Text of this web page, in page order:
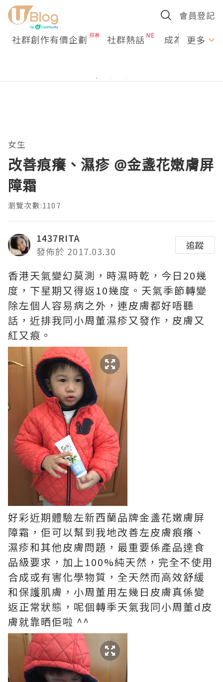
會員登記
社群創作有價企劃 社群熱話 成為U更多
女生
改善痕癢、濕疹 @金盞花嫩膚屏
障霜
瀏覽次數:1107
1437RITA
發佈於 2017.03.30
追蹤
香港天氣變幻莫測，時濕時乾，今日20幾
度，下星期又得返10幾度。天氣季節轉變
除左個人容易病之外，連皮膚都好唔聽
話，近排我同小周董濕疹又發作，皮膚又
紅又痕。
好彩近期體驗左新西蘭品牌金盞花嫩膚屏
障霜，佢可以幫到我地改善左皮膚痕癢、
濕疹和其他皮膚問題，最重要係產品達食
品級要求，加上100%純天然，完全不使用
合成或有害化學物質，全天然而高效舒緩
和保護肌膚，小周董用左幾日皮膚真係變
返正常狀態，呢個轉季天氣我同小周董d皮
膚就靠晒佢啦 ^^